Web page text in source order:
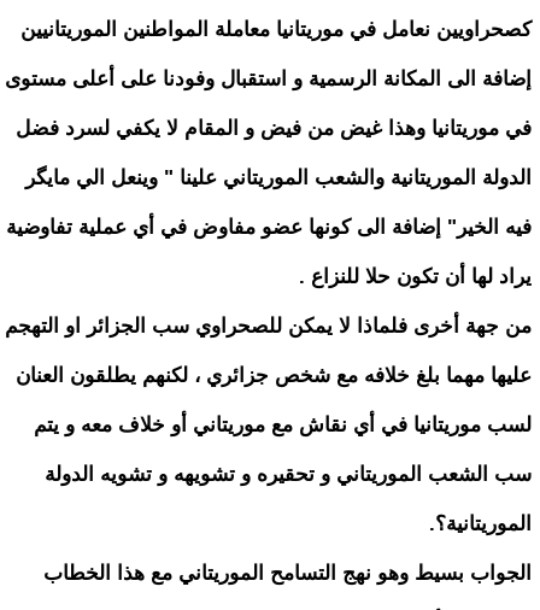
كصحراويين نعامل في موريتانيا معاملة المواطنين الموريتانيين
إضافة الى المكانة الرسمية و استقبال وفودنا على أعلى مستوى
في موريتانيا وهذا غيض من فيض و المقام لا يكفي لسرد فضل
الدولة الموريتانية والشعب الموريتاني علينا " وينعل الي مايگر
فيه الخير" إضافة الى كونها عضو مفاوض في أي عملية تفاوضية
يراد لها أن تكون حلا للنزاع .
من جهة أخرى فلماذا لا يمكن للصحراوي سب الجزائر او التهجم
عليها مهما بلغ خلافه مع شخص جزائري ، لكنهم يطلقون العنان
لسب موريتانيا في أي نقاش مع موريتاني أو خلاف معه و يتم
سب الشعب الموريتاني و تحقيره و تشويهه و تشويه الدولة
الموريتانية؟.
الجواب بسيط وهو نهج التسامح الموريتاني مع هذا الخطاب